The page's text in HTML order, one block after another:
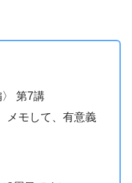
第7講
メモして、有意義